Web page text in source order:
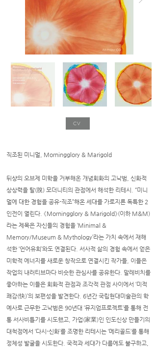
CV
직조된 미니멀, Morningglory & Marigold
뒤샹의 오브제 미학을 거부해온 개념회화의 고낙범, 신화적
상상력을 탈(脫) 모더니티의 관점에서 해석한 리테시. “미니
멀에 대한 경험을 공유-직조”해온 세대를 가로지른 독특한 2
인전이 열린다. 《Morningglory & Marigold》(이하 M&M)
라는 제목은 자신들의 경험을 ‘Minimal &
Memory/Museum & Mythology’라는 가치 속에서 재해
석한 ‘언어유희’와도 연결된다. 서사적 삶의 경험 속에서 얻은
미학적 에너지를 새로운 창작으로 연결시킨 작가들, 이들은
작업의 내러티브마다 비슷한 관심사를 공유한다. 말레비치를
좋아하는 이들은 회화적 관점과 조각적 관점 사이에서 ‘미적
쾌감(快)’의 보편성을 발견한다. 6년간 국립현대미술관의 학
예사로 근무한 고낙범은 90년대 ‘뮤지엄프로젝트’를 통해 전
통 서사비틀기를 시도했고, 가업(家業)인 인도신상 만들기의
대척점에서 ‘다시-신화’를 조명한 리테시는 ‘메리골드’를 통해
정체성 발굴을 시도한다. 국적과 세대가 다름에도 불구하고,